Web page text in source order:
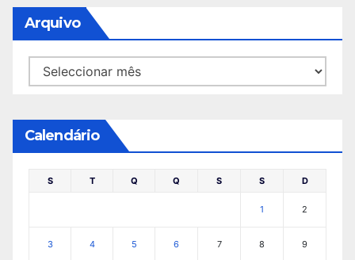
Arquivo
Arquivo
Calendário
S T Q Q S S D
1 2
3 4 5 6 7 8 9